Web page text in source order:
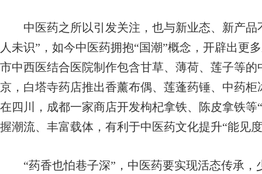
中医药之所以引发关注，也与新业态、新产品
人未识”，如今中医药拥抱“国潮”概念，开辟出更
市中西医结合医院制作包含甘草、薄荷、莲子等
京，白塔寺药店推出香薰布偶、莲蓬药锤、中药
在四川，成都一家商店开发枸杞拿铁、陈皮拿铁
握潮流、丰富载体，有利于中医药文化提升“能见
“药香也怕巷子深”，中医药要实现活态传承，